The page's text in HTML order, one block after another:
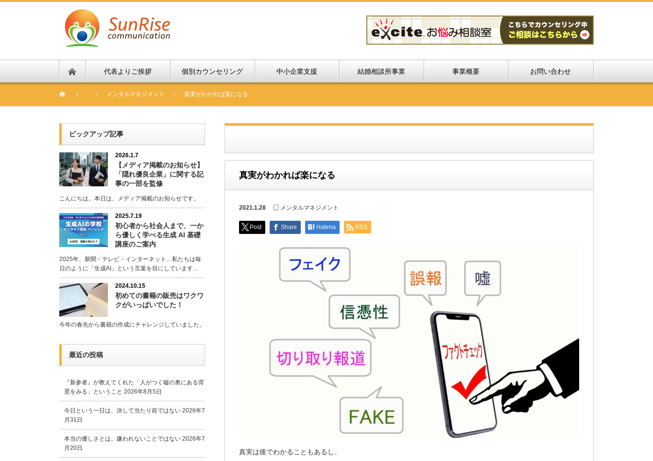
代表よりご挨拶 個別カウンセリング 中小企業支援 結婚相談所事業 事業概要 お問い合わせ
メンタルマネジメント 真実がわかれば楽になる
真実がわかれば楽になる
2021.1.28 メンタルマネジメント
Post Share Hatena RSS
真実は後でわかることもあるし、
ピックアップ記事
2026.1.7
【メディア掲載のお知らせ】
「隠れ優良企業」に関する記
事の一部を監修
こんにちは。本日は、メディア掲載のお知らせです。
2025.7.19
初心者から社会人まで、一か
ら優しく学べる生成 AI 基礎
講座のご案内
2025年、新聞・テレビ・インターネット…私たちは毎
日のように「生成AI」という言葉を目にしています...
2024.10.15
初めての書籍の販売はワクワ
クがいっぱいでした！
今年の春先から書籍の作成にチャレンジしていました。
最近の投稿
『新参者』が教えてくれた「人がつく嘘の奥にある背
景をみる」ということ 2026年8月5日
今日という一日は、決して当たり前ではない 2026年7
月31日
本当の優しさとは、嫌われないことではない 2026年7
月20日